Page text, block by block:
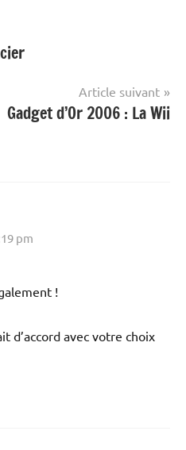
Article suivant
Gadget d’Or 2006 : La Wii
pm
!
d’accord avec votre choix